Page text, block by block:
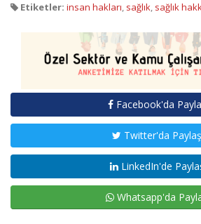
Etiketler: insan hakları, sağlık, sağlık
Facebook'da
Twitter'da Paylaş
LinkedIn'de
Whatsapp'da